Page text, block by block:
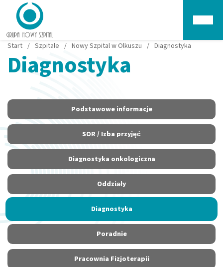
Start / Szpitale / Nowy Szpital w Olkuszu / Diagnostyka
Diagnostyka
Podstawowe informacje
SOR / Izba przyjęć
Diagnostyka onkologiczna
Oddziały
Diagnostyka
Poradnie
Pracownia Fizjoterapii